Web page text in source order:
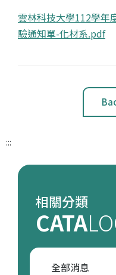
雲林科技大學112學年
驗通知單-化材系.pdf
:::
相關分類
CATA
全部消息